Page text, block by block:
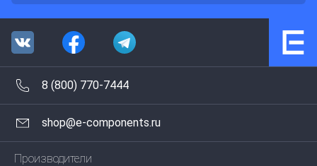
8 (800) 770-7444
shop@e-components.ru
Производители